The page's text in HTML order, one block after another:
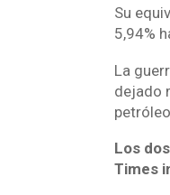
Su
5,94%
La
dejado
petróleo.
Los
Times